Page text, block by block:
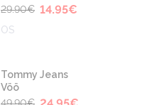
29.90€ 14.95€
OS
Tommy Jeans
Vöö